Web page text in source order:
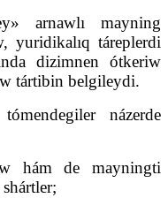
arnawlı mayning
yuridikalıq táreplerdi
dizimnen ótkeriw
tártibin belgileydi.
názerde
hám de mayningti
shártler;